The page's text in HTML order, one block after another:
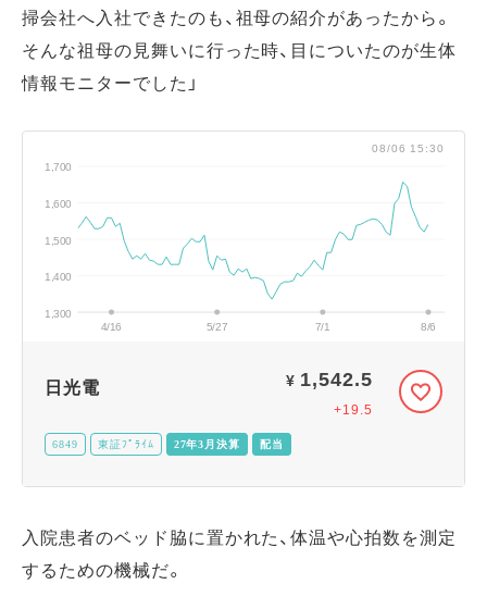
掃会社へ入社できたのも、祖母の紹介があったから。
そんな祖母の見舞いに行った時、目についたのが生体
情報モニターでした」
08/06 15:30
1,300
1,400
1,500
1,600
1,700
4/16 5/27 7/1 8/6
日光電 ¥ 1,542.5
+19.5
6849 東証ﾌﾟﾗｲﾑ 27年3月決算 配当
入院患者のベッド脇に置かれた、体温や心拍数を測定
するための機械だ。